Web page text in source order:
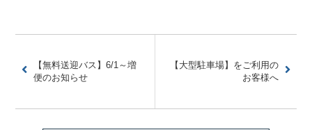
【無料送迎バス】6/1～増
便のお知らせ
【大型駐車場】をご利用の
お客様へ